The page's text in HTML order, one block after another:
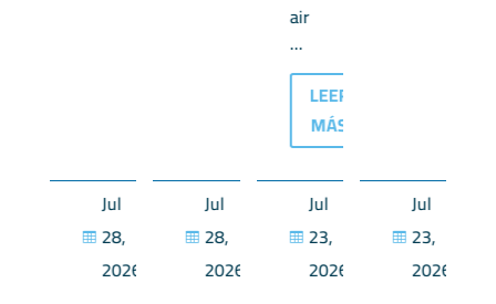

Jul
28,
2026

Jul
28,
2026
air
...
LEER
MÁS

Jul
23,
2026

Jul
23,
2026